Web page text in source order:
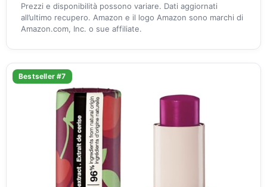
Prezzi e disponibilità possono variare. Dati aggiornati
all’ultimo recupero. Amazon e il logo Amazon sono marchi di
Amazon.com, Inc. o sue affiliate.
Bestseller #7